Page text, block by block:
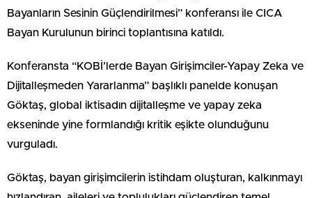
Bayanların Sesinin Güçlendirilmesi” konferansı ile CICA
Bayan Kurulunun birinci toplantısına katıldı.
Konferansta “KOBİ’lerde Bayan Girişimciler-Yapay Zeka ve
Dijitalleşmeden Yararlanma” başlıklı panelde konuşan
Göktaş, global iktisadın dijitalleşme ve yapay zeka
ekseninde yine formlandığı kritik eşikte olunduğunu
vurguladı.
Göktaş, bayan girişimcilerin istihdam oluşturan, kalkınmayı